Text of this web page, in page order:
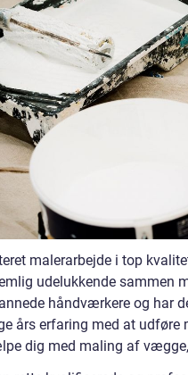
malerarbejde i top
udelukkende sammen
håndværkere og har
års erfaring med at udføre
dig med maling af